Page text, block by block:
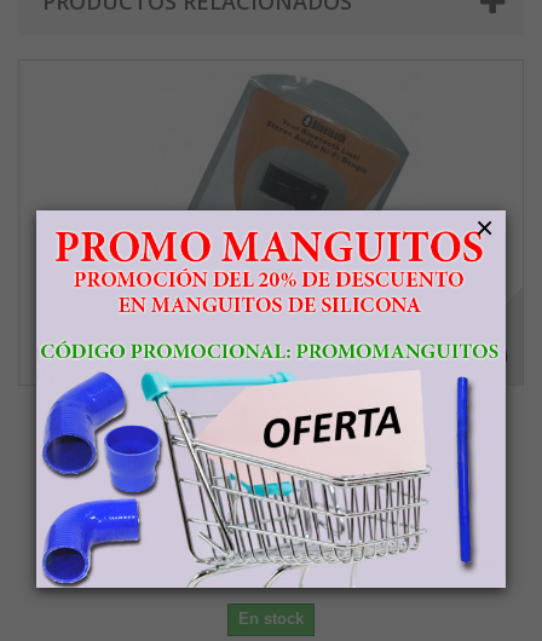
Auriculares Emisor Bluetooth
50,00 €
Añadir al carrito Más
En stock
×